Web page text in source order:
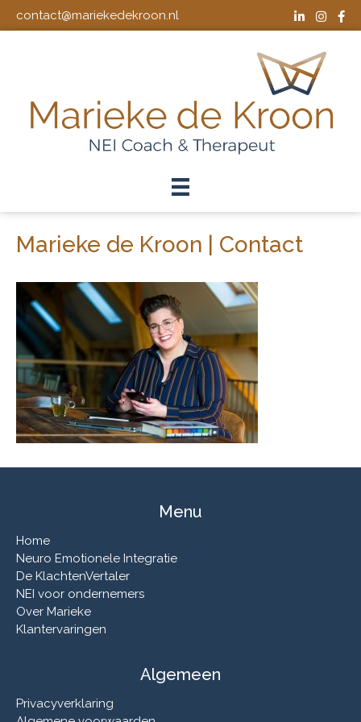
contact@mariekedekroon.nl
Marieke de Kroon | Contact
Menu
Home
Neuro Emotionele Integratie
De KlachtenVertaler
NEI voor ondernemers
Over Marieke
Klantervaringen
Algemeen
Privacyverklaring